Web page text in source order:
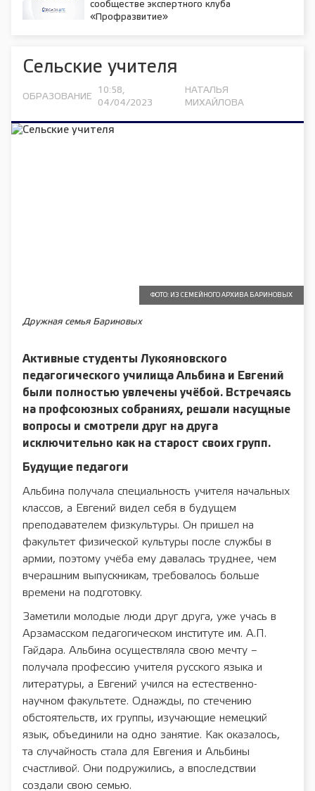
сообществе экспертного клуба
«Профразвитие»
Сельские учителя
ОБРАЗОВАНИЕ
10:58,
04/04/2023
НАТАЛЬЯ
МИХАЙЛОВА
ФОТО: ИЗ СЕМЕЙНОГО АРХИВА БАРИНОВЫХ
Дружная семья Бариновых
Активные студенты Лукояновского
педагогического училища Альбина и Евгений
были полностью увлечены учёбой. Встречаясь
на профсоюзных собраниях, решали насущные
вопросы и смотрели друг на друга
исключительно как на старост своих групп.
Будущие педагоги
Альбина получала специальность учителя начальных
классов, а Евгений видел себя в будущем
преподавателем физкультуры. Он пришел на
факультет физической культуры после службы в
армии, поэтому учёба ему давалась труднее, чем
вчерашним выпускникам, требовалось больше
времени на подготовку.
Заметили молодые люди друг друга, уже учась в
Арзамасском педагогическом институте им. А.П.
Гайдара. Альбина осуществляла свою мечту –
получала профессию учителя русского языка и
литературы, а Евгений учился на естественно-
научном факультете. Однажды, по стечению
обстоятельств, их группы, изучающие немецкий
язык, объединили на одно занятие. Как оказалось,
та случайность стала для Евгения и Альбины
счастливой. Они подружились, а впоследствии
создали свою семью.